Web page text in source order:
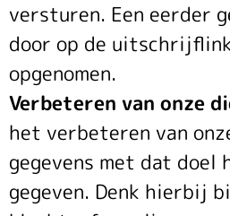
versturen. Een eerder
door op de
opgenomen.
Verbeteren van onze
het verbeteren van
gegevens met dat
gegeven. Denk hierbij